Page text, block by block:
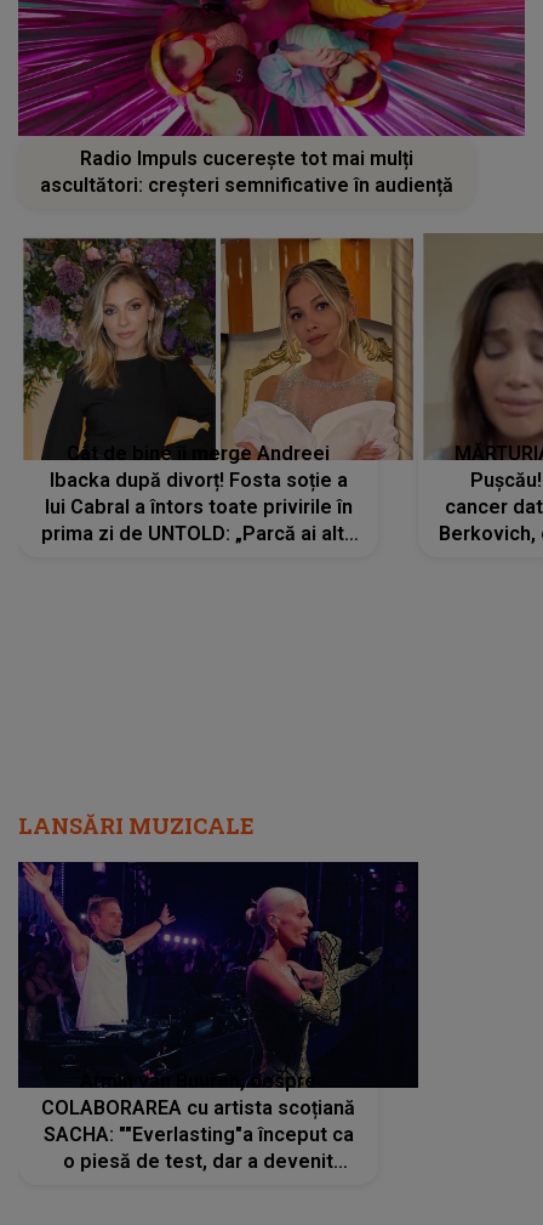
Radio Impuls cucerește tot mai mulți
ascultători: creșteri semnificative în audiență
Cât de bine îi merge Andreei
Ibacka după divorț! Fosta soție a
lui Cabral a întors toate privirile în
prima zi de UNTOLD: „Parcă ai altă
cancer
Berkovich,
LANSĂRI MUZICALE
Armin van Buuren, despre
COLABORAREA cu artista scoțiană
SACHA: ""Everlasting"a început ca
o piesă de test, dar a devenit